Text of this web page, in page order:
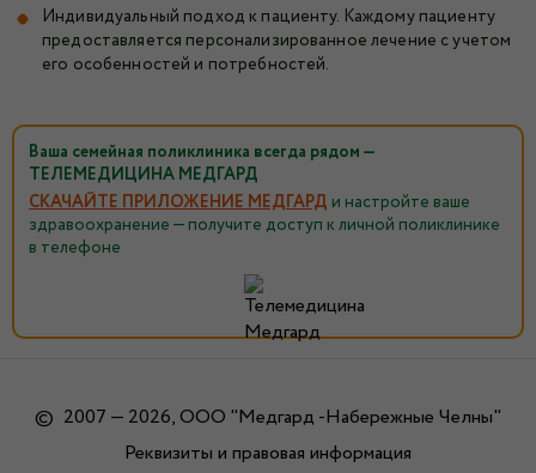
Индивидуальный подход к пациенту. Каждому пациенту
предоставляется персонализированное лечение с учетом
его особенностей и потребностей.
Ваша семейная поликлиника всегда рядом —
ТЕЛЕМЕДИЦИНА МЕДГАРД
СКАЧАЙТЕ ПРИЛОЖЕНИЕ МЕДГАРД и настройте ваше
здравоохранение — получите доступ к личной поликлинике
в телефоне
© 2007 — 2026, ООО "Медгард -Набережные Челны"
Реквизиты и правовая информация